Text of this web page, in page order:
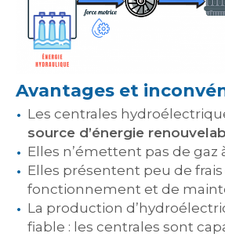
Avantages et
Les centrales
source d’énergie
Elles n’émettent pas de gaz
Elles présentent peu de frais
fonctionnement et de
La production
fiable : les centrales sont